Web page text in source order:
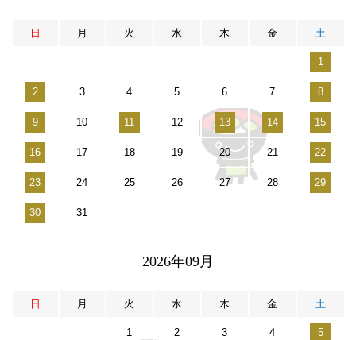
日 月 火 水 木 金 土
1
2 3 4 5 6 7 8
9 10 11 12 13 14 15
16 17 18 19 20 21 22
23 24 25 26 27 28 29
30 31
2026年09月
日 月 火 水 木 金 土
1 2 3 4 5